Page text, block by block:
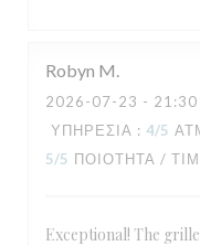
Robyn M
2026-07-23 -
ΥΠΗΡΕΣΊΑ : 4/5
5/5 ΠΟΙΌΤΗΤΑ /
Exceptional! The